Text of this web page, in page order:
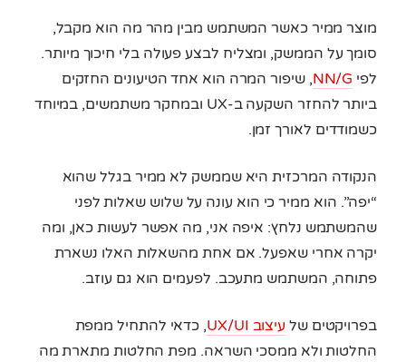
מוצר ממיר כאשר המשתמש מבין מהר מה הוא מקבל,
סומך על הממשק, ומצליח לבצע פעולה בלי חיכוך מיותר.
לפי NN/G, שיפור המרה הוא אחד הטיעונים החזקים
ביותר להחזר השקעה ב-UX ובמחקר משתמשים, במיוחד
כשמודדים לאורך זמן.
הנקודה המרכזית היא שממשק לא ממיר בגלל שהוא
“יפה”. הוא ממיר כי הוא עונה על שלוש שאלות לפני
שהמשתמש נלחץ: איפה אני, מה אפשר לעשות כאן, ומה
יקרה אחרי שאפעל. אם אחת מהשאלות האלו נשארת
פתוחה, המשתמש מתעכב. לפעמים הוא גם עוזב.
בפרויקטים של עיצוב UX/UI
, כדאי להתחיל ממפת
החלטות ולא ממסכי השראה. מפת החלטות מתארת מה